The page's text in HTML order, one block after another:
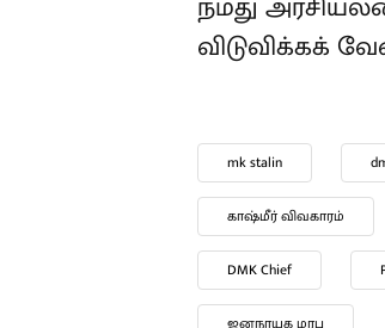
விடுவிக்கக்
Kashmir issue
ஜம்மு காஷ்மீர்
ஃபருக் அப்துல்லா